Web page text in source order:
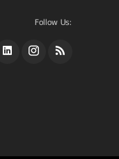
Follow Us: